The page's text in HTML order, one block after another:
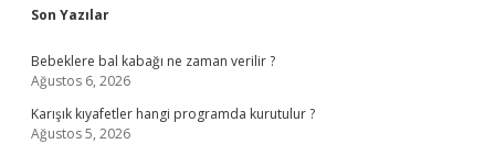
Sidebar
Son Yazılar
Bebeklere bal kabağı ne zaman verilir ?
Ağustos 6, 2026
Karışık kıyafetler hangi programda kurutulur ?
Ağustos 5, 2026